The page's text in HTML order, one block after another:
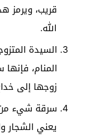
قريب، ويرمز
الله.
السيدة
المنام،
زوجها إلى
سرقة شيء من
يعني الشجار